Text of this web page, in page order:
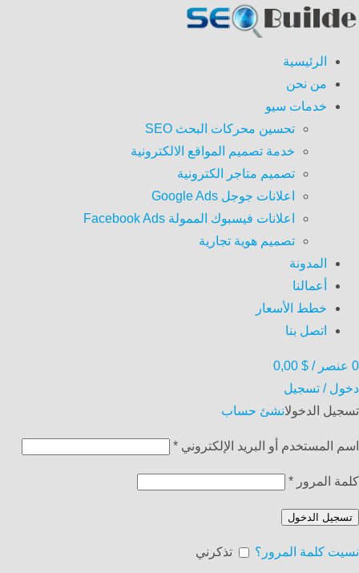
الرئيسية
من نحن
خدمات سيو
تحسين محركات البحث SEO
خدمة تصميم المواقع الالكترونية
تصميم متاجر الكترونية
اعلانات جوجل Google Ads
اعلانات فيسبوك الممولة Facebook Ads
تصميم هوية تجارية
المدونة
أعمالنا
خطط الأسعار
اتصل بنا
0 عنصر /
0,00 $
دخول / تسجيل
تسجيل الدخولانشئ حساب
اسم المستخدم أو البريد الإلكتروني *
كلمة المرور *
تسجيل الدخول
نسيت كلمة المرور؟ تذكرني